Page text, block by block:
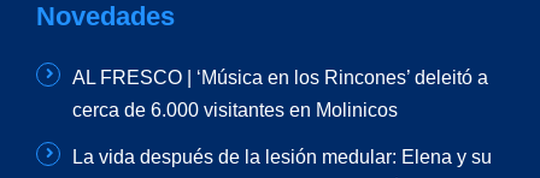
Novedades
AL FRESCO | ‘Música en los Rincones’ deleitó a
cerca de 6.000 visitantes en Molinicos
La vida después de la lesión medular: Elena y su